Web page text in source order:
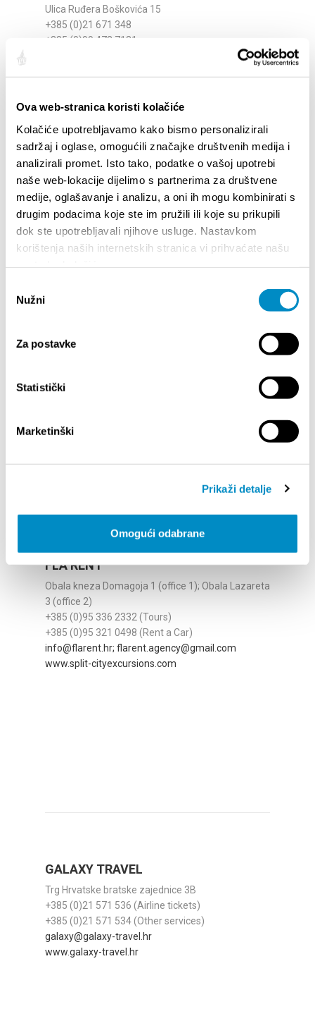
Ova web-stranica koristi kolačiće
Kolačiće upotrebljavamo kako bismo personalizirali
sadržaj i oglase, omogućili značajke društvenih medija i
analizirali promet. Isto tako, podatke o vašoj upotrebi
naše web-lokacije dijelimo s partnerima za društvene
medije, oglašavanje i analizu, a oni ih mogu kombinirati s
drugim podacima koje ste im pružili ili koje su prikupili
dok ste upotrebljavali njihove usluge. Nastavkom
korištenja naših internetskih stranica vi prihvaćate našu
pristanka
Nužni
Za postavke
Statistički
Marketinški
Prikaži detalje
Omogući odabrane
Ulica Ruđera Boškovića 15
+385 (0)21 671 348
+385 (0)99 473 7131
oliver.nejasmic1@gmail.com
FLA RENT
Obala kneza Domagoja 1 (office 1); Obala Lazareta
3 (office 2)
+385 (0)95 336 2332 (Tours)
+385 (0)95 321 0498 (Rent a Car)
info@flarent.hr; flarent.agency@gmail.com
www.split-cityexcursions.com
GALAXY TRAVEL
Trg Hrvatske bratske zajednice 3B
+385 (0)21 571 536 (Airline tickets)
+385 (0)21 571 534 (Other services)
galaxy@galaxy-travel.hr
www.galaxy-travel.hr